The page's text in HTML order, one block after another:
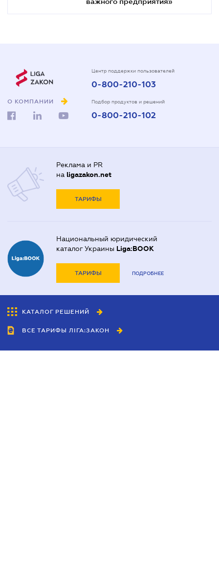
О КОМПАНИИ
Центр поддержки пользователей
0-800-210-103
Подбор продуктов и решений
0-800-210-102
Реклама и PR
на ligazakon.net
ТАРИФЫ
Национальный юридический
каталог Украины Liga:BOOK
ТАРИФЫ ПОДРОБНЕЕ
КАТАЛОГ РЕШЕНИЙ
ВСЕ ТАРИФЫ ЛІГА:ЗАКОН